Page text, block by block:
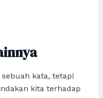
kata, tetapi
kita terhadap